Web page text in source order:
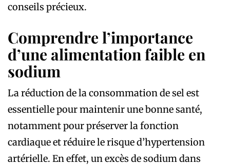
conseils précieux.
Comprendre l’importance
d’une alimentation faible en
sodium
La réduction de la consommation de sel est
essentielle pour maintenir une bonne santé,
notamment pour préserver la fonction
cardiaque et réduire le risque d’hypertension
artérielle. En effet, un excès de sodium dans